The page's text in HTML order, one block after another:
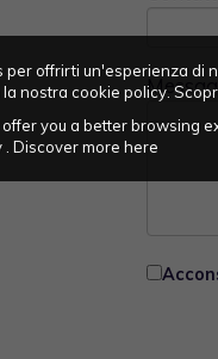
per offrirti un'esperienza di
nostra cookie policy.
you a better browsing
Discover more here